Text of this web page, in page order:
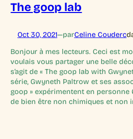
The goop lab
Oct 30, 2021—parCeline Couderc
Bonjour à mes lecteurs. Ceci est
voulais vous partager une belle
s’agit de « The goop lab with
série, Gwyneth Paltrow et ses
goop » expérimentent en
de bien être non chimiques et non